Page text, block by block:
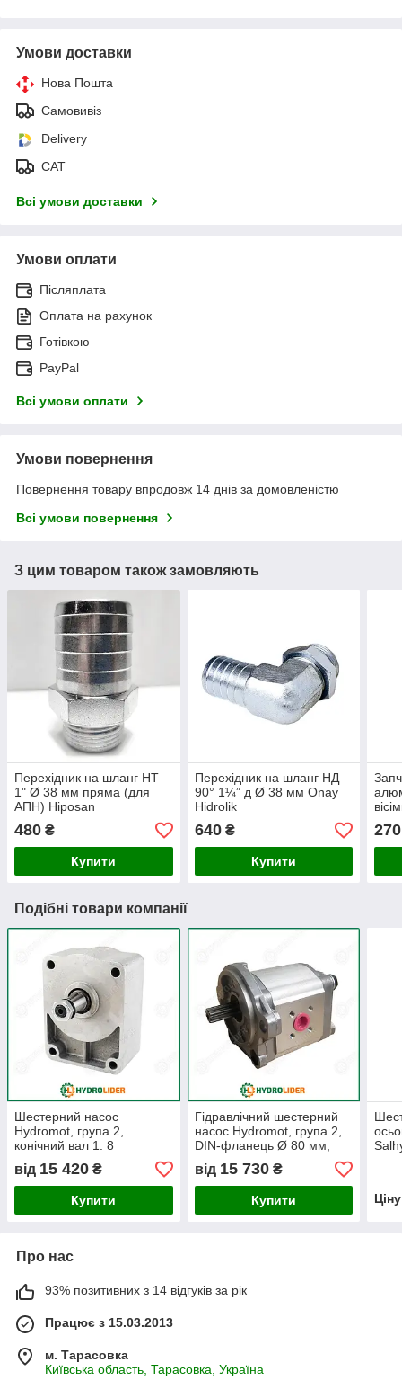
Умови доставки
Нова Пошта
Самовивіз
Delivery
САТ
Всі умови доставки
Умови оплати
Післяплата
Оплата на рахунок
Готівкою
PayPal
Всі умови оплати
Умови повернення
Повернення товару впродовж 14 днів за домовленістю
Всі умови повернення
З цим товаром також замовляють
Перехідник на шланг НТ
1" Ø 38 мм пряма (для
АПН) Hiposan
480 ₴
Купити
Перехідник на шланг НД
90° 1¼” д Ø 38 мм Onay
Hidrolik
640₴
Купити
270
Подібні товари компанії
Шестерний насос
Hydromot, група 2,
конічний вал 1: 8
від 15 420 ₴
Купити
Гідравлічний шестерний
насос Hydromot, група 2,
DIN-фланець Ø 80 мм,
від 15 730₴
Купити
Про нас
93% позитивних з 14 відгуків за рік
Працює з 15.03.2013
м. Тарасовка
Київська область, Тарасовка, Україна